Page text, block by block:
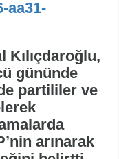
aa31-
Kılıçdaroğlu,
gününde
partililer ve
arınarak